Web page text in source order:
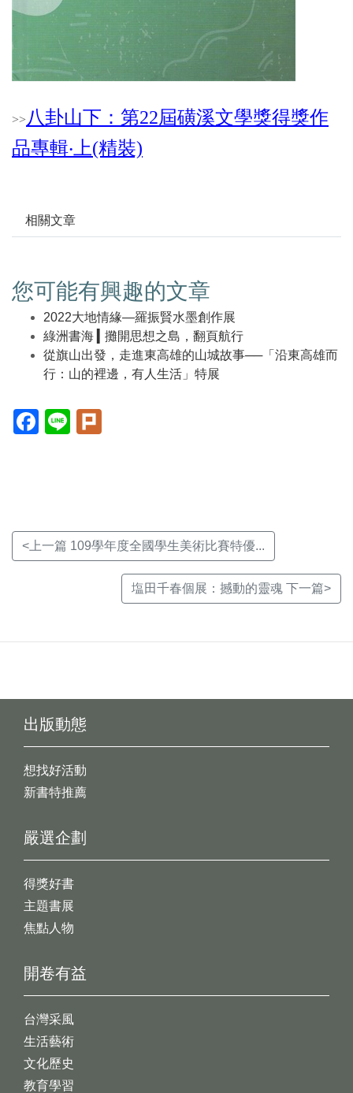
>> 八卦山下：第22屆磺溪文學獎得獎作
品專輯‧上(精裝)
相關文章
您可能有興趣的文章
2022大地情緣—羅振賢水墨創作展
綠洲書海 ▍攤開思想之島，翻頁航行
從旗山出發，走進東高雄的山城故事──「沿東高雄而
行：山的裡邊，有人生活」特展
Facebook(另
開
Line(另
開
<上一篇 109學年度全國學生美術比賽特優...
塩田千春個展：撼動的靈魂 下一篇>
出版動態
想找好活動
新書特推薦
開卷有益
台灣采風
生活藝術
文化歷史
教育學習
嚴選企劃
得獎好書
主題書展
焦點人物